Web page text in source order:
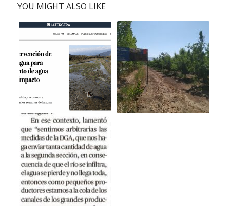
YOU MIGHT ALSO LIKE